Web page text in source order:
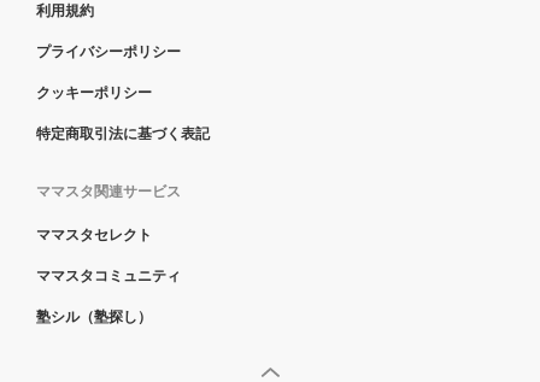
利用規約
プライバシーポリシー
クッキーポリシー
特定商取引法に基づく表記
ママスタ関連サービス
ママスタセレクト
ママスタコミュニティ
塾シル（塾探し）